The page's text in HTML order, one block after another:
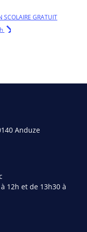
SCOLAIRE GRATUIT
Anduze
12h et de 13h30 à